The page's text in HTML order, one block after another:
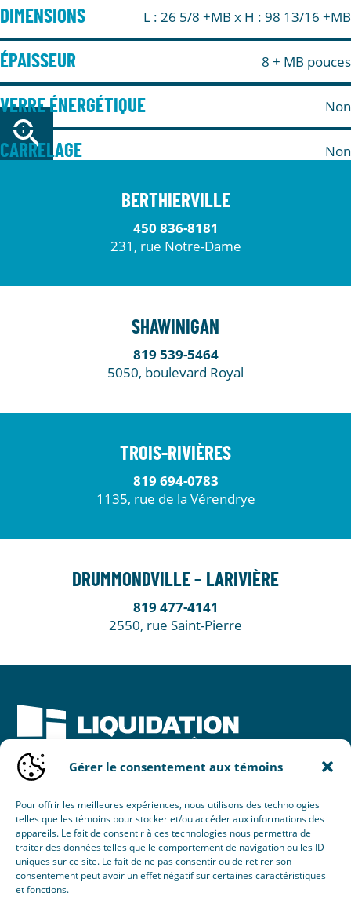
Gérer le consentement aux témoins
Pour offrir les meilleures expériences, nous utilisons des technologies
telles que les témoins pour stocker et/ou accéder aux informations des
appareils. Le fait de consentir à ces technologies nous permettra de
traiter des données telles que le comportement de navigation ou les ID
uniques sur ce site. Le fait de ne pas consentir ou de retirer son
consentement peut avoir un effet négatif sur certaines caractéristiques
et fonctions.
DIMENSIONS L : 26 5/8 +MB x H : 98 13/16 +MB
ÉPAISSEUR 8 + MB pouces
VERRE ÉNERGÉTIQUE Non
CARRELAGE Non
BERTHIERVILLE
450 836-8181
231, rue Notre-Dame
SHAWINIGAN
819 539-5464
5050, boulevard Royal
TROIS-RIVIÈRES
819 694-0783
1135, rue de la Vérendrye
DRUMMONDVILLE – LARIVIÈRE
819 477-4141
2550, rue Saint-Pierre
Une initiative de :
© 2026 Nouvel Horizon Portes & Fenêtres Inc.